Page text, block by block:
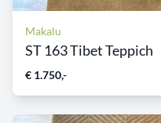
Makalu
ST 163 Tibet Teppich
€ 1.750,-